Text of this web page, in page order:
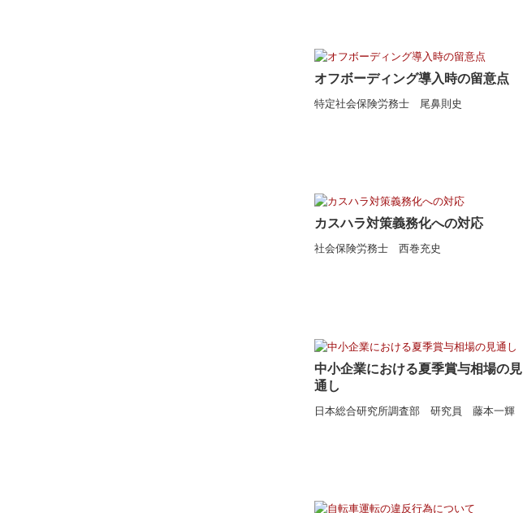
オフボーディング導入時の留意点
特定社会保険労務士 尾鼻則史
カスハラ対策義務化への対応
社会保険労務士 西巻充史
中小企業における夏季賞与相場の見
通し
日本総合研究所調査部 研究員 藤本一輝